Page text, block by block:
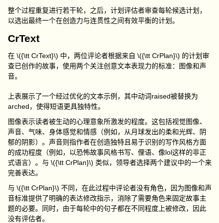
整个过程重复进行若干轮，之后，计划评估者审查每轮候选计划，
以选出最终一个在创造力与连贯性之间有效平衡的计划。
CrText
在\({\tt CrText}\) 中，两位评论者根据来自\({\tt CrPlan}\) 的计划审
查已创作的故事，使用两个关注创意文本表现力的标准：图像和声
音。
上表展示了一个经过优化的文本示例，其中动词raised被替换为
arched，使得短语更具独特性。
图像表示读者被生动的心理意象所激发的程度。这包括视觉图像、
声音、气味、身体感觉和情感（例如，从月球发出的柔和光辉、阴
郁的阴影）。声音则指作者在创造独特且易于识别的写作风格方面
的成功程度（例如，以恐怖故事风格书写、俚语、像lol这样的非正
式语言）。与\({\tt CrPlan}\) 类似，领导者选择两个建议中的一个来
完善表达。
与\({\tt CrPlan}\) 不同，在此过程中评论者没有角色，因为图像和声
音标准提供了明确的表达修改指示，消除了需要角色来固定故事主
题的必要。同时，由于每轮中的句子都在不同程度上被修改，因此
没有评估者。